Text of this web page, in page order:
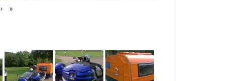
› »